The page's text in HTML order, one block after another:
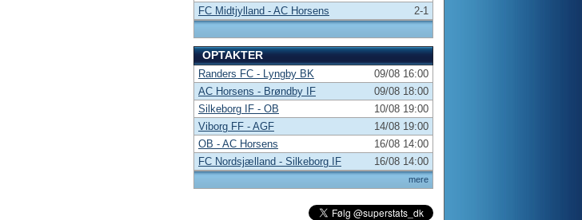
FC Midtjylland - AC Horsens
2-1
OPTAKTER
mere
Randers FC - Lyngby BK
09/08 16:00
AC Horsens - Brøndby IF
09/08 18:00
Silkeborg IF - OB
10/08 19:00
Viborg FF - AGF
14/08 19:00
OB - AC Horsens
16/08 14:00
FC Nordsjælland - Silkeborg IF
16/08 14:00